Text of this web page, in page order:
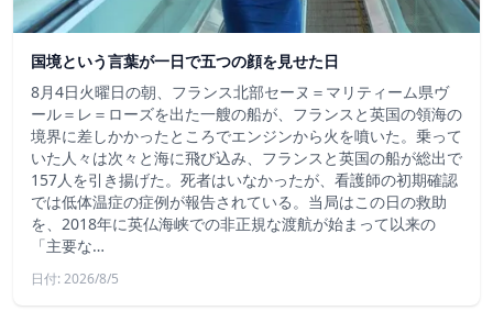
国境という言葉が一日で五つの顔を見せた日
8月4日火曜日の朝、フランス北部セーヌ＝マリティーム県ヴ
ール＝レ＝ローズを出た一艘の船が、フランスと英国の領海の
境界に差しかかったところでエンジンから火を噴いた。乗って
いた人々は次々と海に飛び込み、フランスと英国の船が総出で
157人を引き揚げた。死者はいなかったが、看護師の初期確認
では低体温症の症例が報告されている。当局はこの日の救助
を、2018年に英仏海峡での非正規な渡航が始まって以来の
「主要な…
日付: 2026/8/5